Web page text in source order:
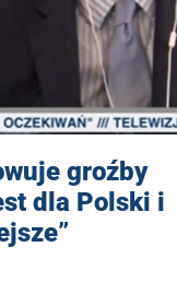
groźby
dla Polski i